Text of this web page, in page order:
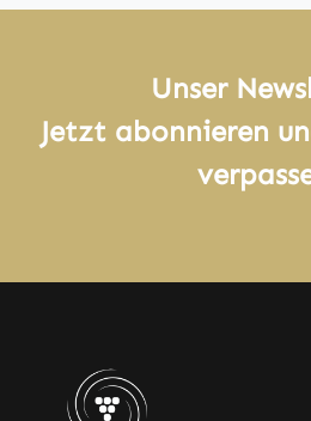
Unser
Jetzt abonnieren